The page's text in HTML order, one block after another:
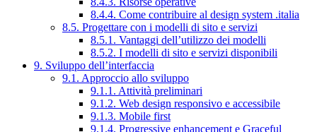
8.4.4. Come contribuire al design system .italia
8.5. Progettare con i modelli di sito e servizi
8.5.1. Vantaggi dell’utilizzo dei modelli
8.5.2. I modelli di sito e servizi disponibili
9. Sviluppo dell’interfaccia
9.1. Approccio allo sviluppo
9.1.1. Attività preliminari
9.1.2. Web design responsivo e accessibile
9.1.3. Mobile first
9.1.4. Progressive enhancement e Graceful